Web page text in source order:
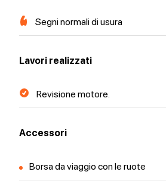
Segni normali di usura
Lavori realizzati
Revisione motore.
Accessori
Borsa da viaggio con le ruote